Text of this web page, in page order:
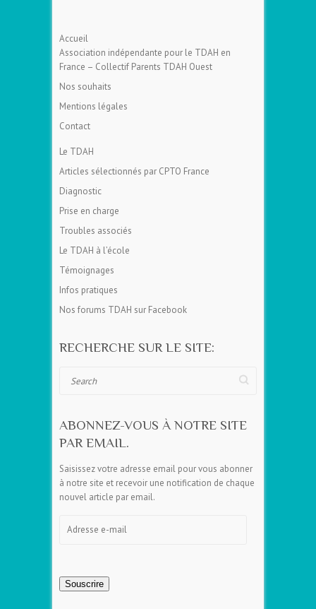
Accueil
Association indépendante pour le TDAH en
France – Collectif Parents TDAH Ouest
Nos souhaits
Mentions légales
Contact
Le TDAH
Articles sélectionnés par CPTO France
Diagnostic
Prise en charge
Troubles associés
Le TDAH à l’école
Témoignages
Infos pratiques
Nos forums TDAH sur Facebook
RECHERCHE SUR LE SITE:
ABONNEZ-VOUS À NOTRE SITE
PAR EMAIL.
Saisissez votre adresse email pour vous abonner
à notre site et recevoir une notification de chaque
nouvel article par email.
Souscrire